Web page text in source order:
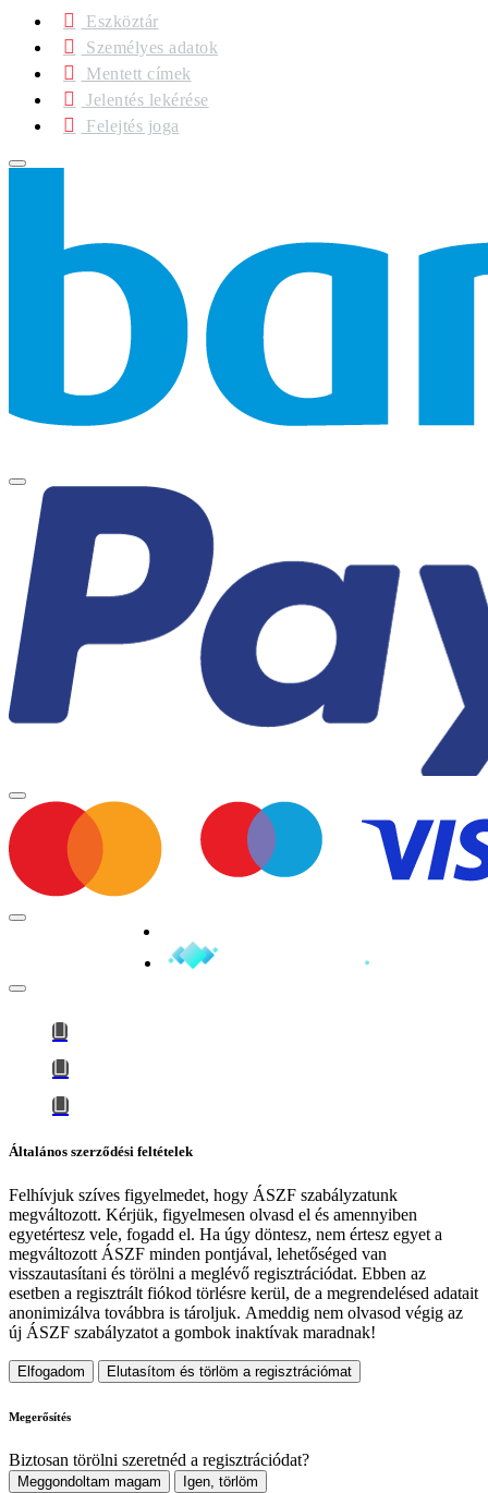
Eszköztár
Személyes adatok
Mentett címek
Jelentés lekérése
Felejtés joga
Általános szerződési feltételek
Felhívjuk szíves figyelmedet, hogy ÁSZF szabályzatunk
megváltozott. Kérjük, figyelmesen olvasd el és amennyiben
egyetértesz vele, fogadd el. Ha úgy döntesz, nem értesz egyet a
megváltozott ÁSZF minden pontjával, lehetőséged van
visszautasítani és törölni a meglévő regisztrációdat. Ebben az
esetben a regisztrált fiókod törlésre kerül, de a megrendelésed adatait
anonimizálva továbbra is tároljuk. Ameddig nem olvasod végig az
új ÁSZF szabályzatot a gombok inaktívak maradnak!
Elfogadom Elutasítom és törlöm a regisztrációmat
Megerősítés
Biztosan törölni szeretnéd a regisztrációdat?
Meggondoltam magam Igen, törlöm